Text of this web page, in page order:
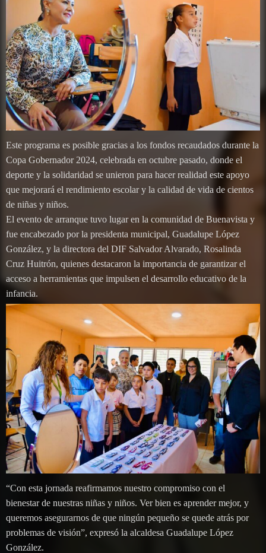
Este programa es posible gracias a los fondos recaudados durante la
Copa Gobernador 2024, celebrada en octubre pasado, donde el
deporte y la solidaridad se unieron para hacer realidad este apoyo
que mejorará el rendimiento escolar y la calidad de vida de cientos
de niñas y niños.
El evento de arranque tuvo lugar en la comunidad de Buenavista y
fue encabezado por la presidenta municipal, Guadalupe López
González, y la directora del DIF Salvador Alvarado, Rosalinda
Cruz Huitrón, quienes destacaron la importancia de garantizar el
acceso a herramientas que impulsen el desarrollo educativo de la
infancia.
“Con esta jornada reafirmamos nuestro compromiso con el
bienestar de nuestras niñas y niños. Ver bien es aprender mejor, y
queremos asegurarnos de que ningún pequeño se quede atrás por
problemas de visión”, expresó la alcaldesa Guadalupe López
González.